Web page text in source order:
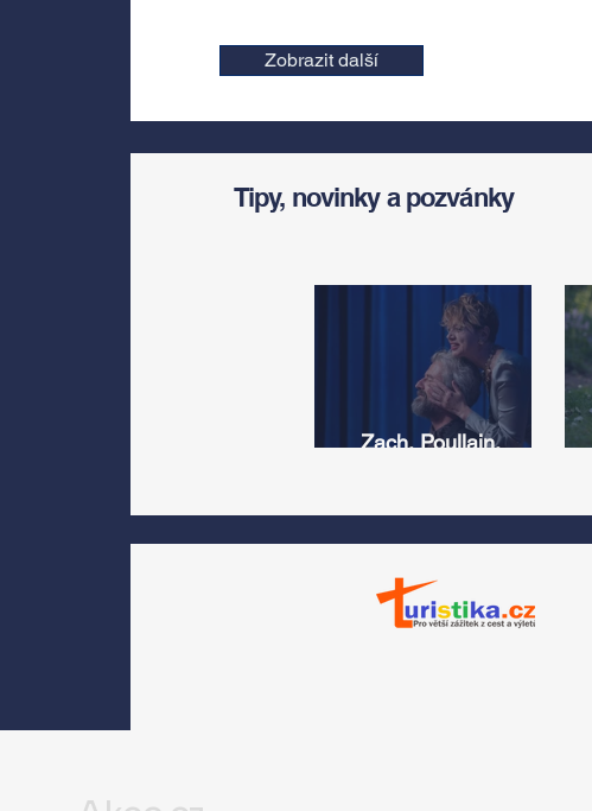
Zobrazit další
Tipy, novinky a pozvánky
Zach, Poullain,
srpnu představí s
Divadlem Bez zábradlí
Voděrádky u Říčan